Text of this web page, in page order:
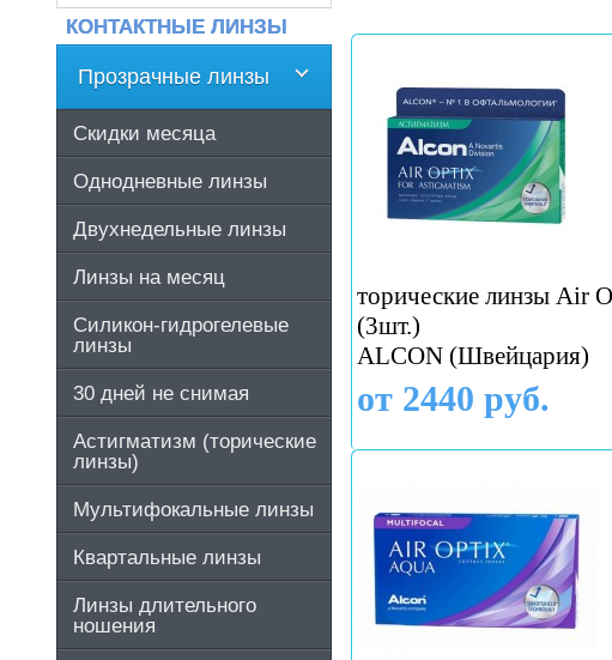
торические линзы Air
(3шт.)
ALCON (Швейцария)
от 2440 руб.
КОНТАКТНЫЕ ЛИНЗЫ
Прозрачные линзы
Скидки месяца
Однодневные линзы
Двухнедельные линзы
Линзы на месяц
Силикон-гидрогелевые
линзы
30 дней не снимая
Астигматизм (торические
линзы)
Мультифокальные линзы
Квартальные линзы
Линзы длительного
ношения